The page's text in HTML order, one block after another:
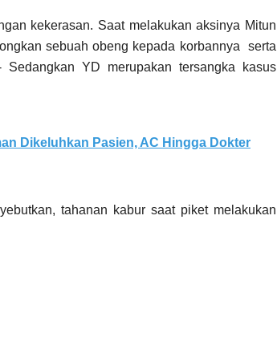
kekerasan. Saat melakukan aksinya Mitun
sebuah obeng kepada korbannya serta
YD merupakan tersangka kasus
Dikeluhkan Pasien, AC Hingga Dokter
tahanan kabur saat piket melakukan